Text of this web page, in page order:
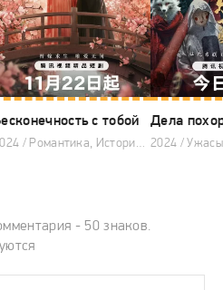
с тобой
2024 / Романтика, Исторический, Китайские дорамы
Дела
- 50 знаков.